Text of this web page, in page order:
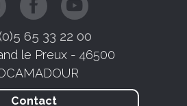
65 33 22 00
le Preux - 46500
Contact